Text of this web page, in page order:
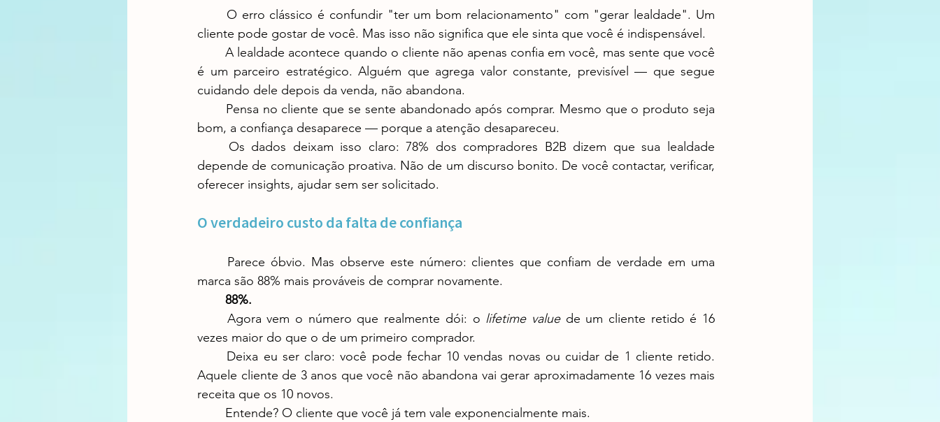
cliente pode gostar de você. Mas isso não significa que ele sinta que você é indispensável.
	A lealdade acontece quando o cliente não apenas confia em você, mas sente que você
é um parceiro estratégico. Alguém que agrega valor constante, previsível — que segue
cuidando dele depois da venda, não abandona.
bom, a confiança desaparece — porque a atenção desapareceu.
depende de comunicação proativa. Não de um discurso bonito. De você contactar, verificar,
oferecer insights, ajudar sem ser solicitado.
O verdadeiro custo da falta de confiança
marca são 88% mais prováveis de comprar novamente.
88%.
	Agora vem o número que realmente dói: o
lifetime value de um cliente retido é 16
vezes maior do que o de um primeiro comprador.
Aquele cliente de 3 anos que você não abandona vai gerar aproximadamente 16 vezes mais
receita que os 10 novos.
	Entende? O cliente que você já tem vale exponencialmente mais.